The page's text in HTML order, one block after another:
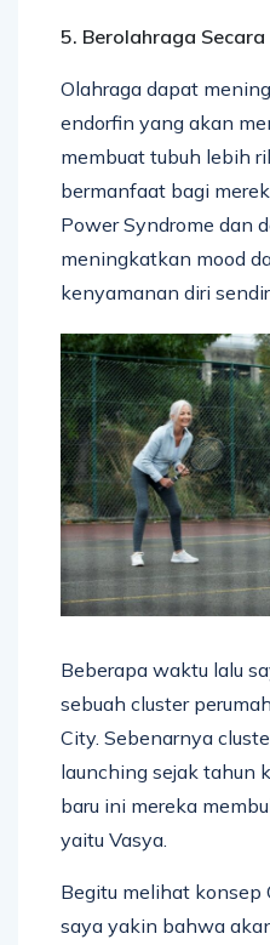
5. Berolahraga Secara
Olahraga dapat
endorfin yang akan
membuat tubuh lebih
bermanfaat bagi
Power Syndrome dan
meningkatkan mood
kenyamanan diri
Beberapa waktu lalu
sebuah cluster
City. Sebenarnya
launching sejak tahun
baru ini mereka
yaitu Vasya.
Begitu melihat konsep
saya yakin bahwa